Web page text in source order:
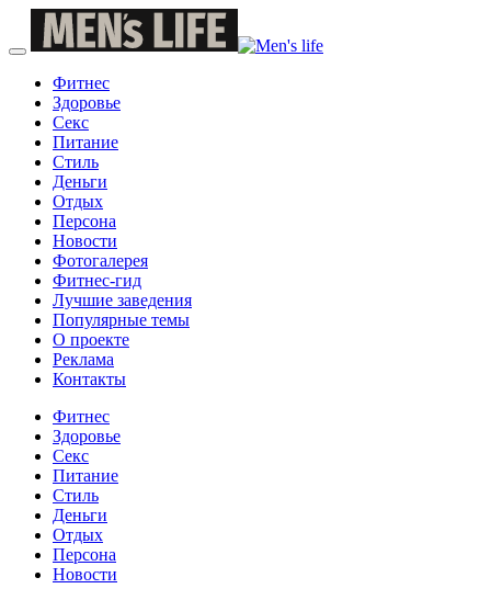
Фитнес
Здоровье
Секс
Питание
Стиль
Деньги
Отдых
Персона
Новости
Фотогалерея
Фитнес-гид
Лучшие заведения
Популярные темы
О проекте
Реклама
Контакты
Фитнес
Здоровье
Секс
Питание
Стиль
Деньги
Отдых
Персона
Новости